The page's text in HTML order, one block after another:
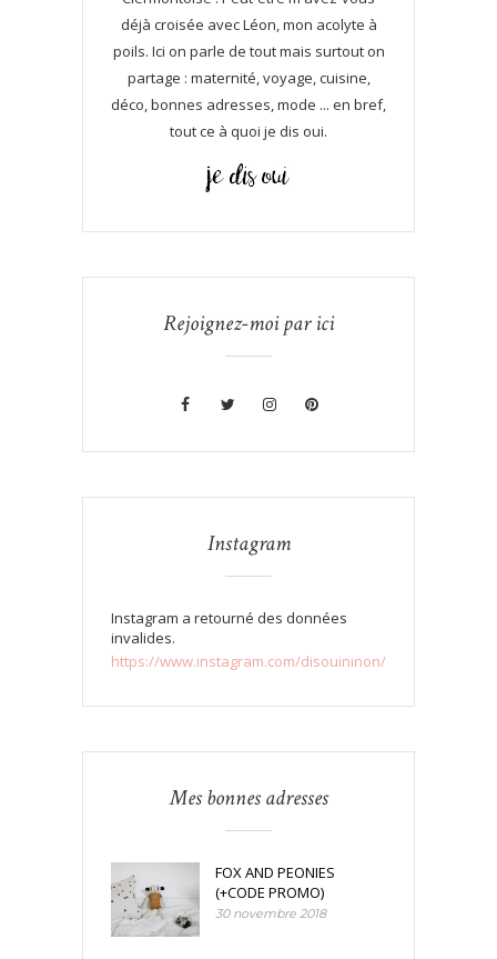
déjà croisée avec Léon, mon acolyte à
poils. Ici on parle de tout mais surtout on
partage : maternité, voyage, cuisine,
déco, bonnes adresses, mode ... en bref,
tout ce à quoi je dis oui.
Rejoignez-moi par ici
Instagram
Instagram a retourné des données
invalides.
https://www.instagram.com/disouininon/
Mes bonnes adresses
FOX AND PEONIES
(+CODE PROMO)
30 novembre 2018